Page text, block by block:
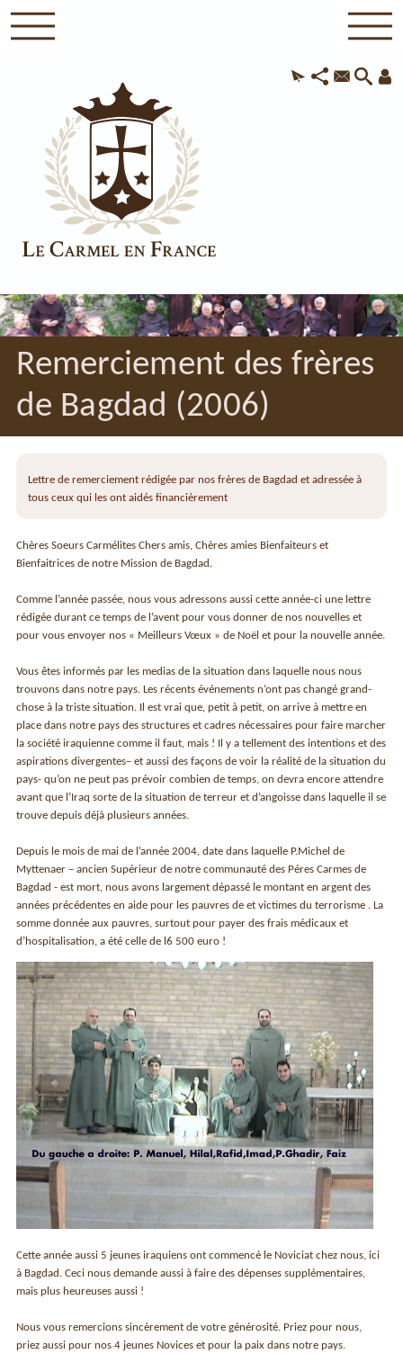
Remerciement des frères
de Bagdad (2006)
Lettre de remerciement rédigée par nos frères de Bagdad et adressée à
tous ceux qui les ont aidés financièrement
Chères Soeurs Carmélites Chers amis, Chères amies Bienfaiteurs et
Bienfaitrices de notre Mission de Bagdad.
Comme l’année passée, nous vous adressons aussi cette année-ci une lettre
rédigée durant ce temps de l’avent pour vous donner de nos nouvelles et
pour vous envoyer nos « Meilleurs Vœux » de Noël et pour la nouvelle année.
Vous êtes informés par les medias de la situation dans laquelle nous nous
trouvons dans notre pays. Les récents événements n’ont pas changé grand-
chose à la triste situation. Il est vrai que, petit à petit, on arrive à mettre en
place dans notre pays des structures et cadres nécessaires pour faire marcher
la société iraquienne comme il faut, mais ! Il y a tellement des intentions et des
aspirations divergentes– et aussi des façons de voir la réalité de la situation du
pays- qu’on ne peut pas prévoir combien de temps, on devra encore attendre
avant que l’Iraq sorte de la situation de terreur et d’angoisse dans laquelle il se
trouve depuis déjà plusieurs années.
Depuis le mois de mai de l’année 2004, date dans laquelle P.Michel de
Myttenaer – ancien Supérieur de notre communauté des Péres Carmes de
Bagdad - est mort, nous avons largement dépassé le montant en argent des
années précédentes en aide pour les pauvres de et victimes du terrorisme . La
somme donnée aux pauvres, surtout pour payer des frais médicaux et
d’hospitalisation, a été celle de l6 500 euro !
Cette année aussi 5 jeunes iraquiens ont commencé le Noviciat chez nous, ici
à Bagdad. Ceci nous demande aussi à faire des dépenses supplémentaires,
mais plus heureuses aussi !
Nous vous remercions sincèrement de votre générosité. Priez pour nous,
priez aussi pour nos 4 jeunes Novices et pour la paix dans notre pays.